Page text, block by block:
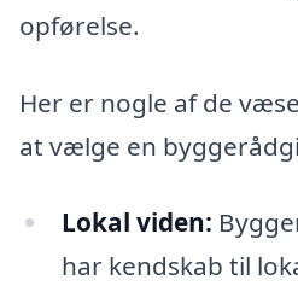
opførelse.
Her er nogle af de
at vælge en
Lokal viden:
har kendskab til